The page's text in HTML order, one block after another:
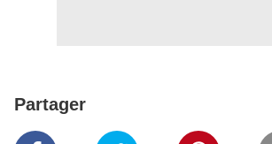
Partager